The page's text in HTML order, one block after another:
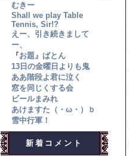
むきー
Shall we play Table
Tennis, Sir!?
えー、引き続きまして
ー、
『お題』ばとん
13日の金曜日よりも鬼
ああ階段よ君に泣く
窓を同じくする会
ビールまみれ
あけますた（・ω・）ｂ
雪中行軍！
新着コメント